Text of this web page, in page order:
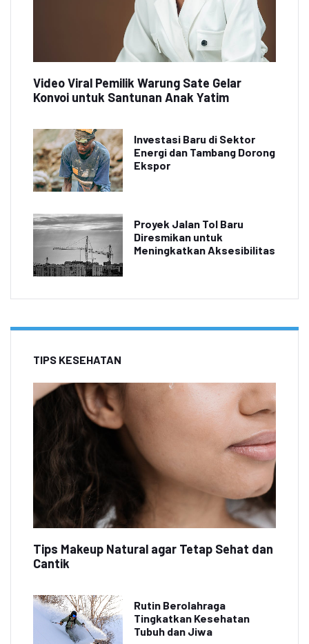
Video Viral Pemilik Warung Sate Gelar
Konvoi untuk Santunan Anak Yatim
Investasi Baru di Sektor
Energi dan Tambang Dorong
Ekspor
Proyek Jalan Tol Baru
Diresmikan untuk
Meningkatkan Aksesibilitas
TIPS KESEHATAN
Tips Makeup Natural agar Tetap Sehat dan
Cantik
Rutin Berolahraga
Tingkatkan Kesehatan
Tubuh dan Jiwa